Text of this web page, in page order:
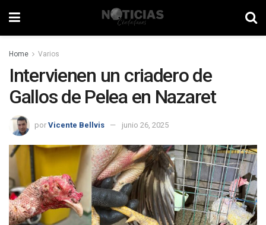
Home Varios
Intervienen un criadero de
Gallos de Pelea en Nazaret
por Vicente Bellvis junio 26, 2025